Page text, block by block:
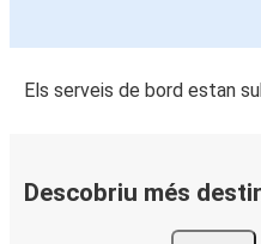
Els serveis de bord estan
Descobriu més